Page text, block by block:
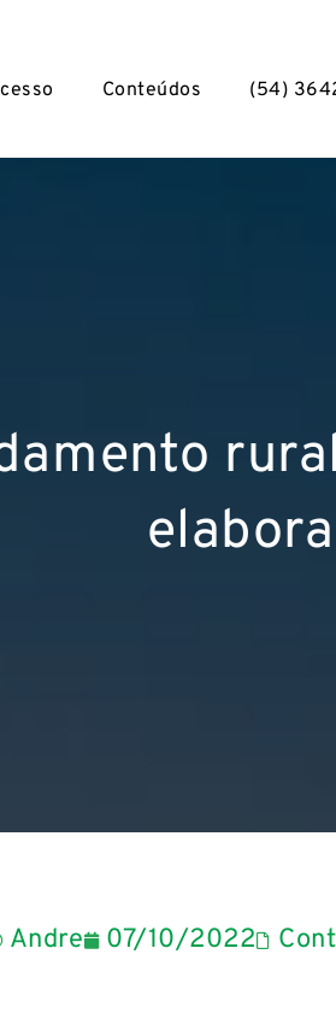
Conteúdos (54)
Andre 07/10/2022